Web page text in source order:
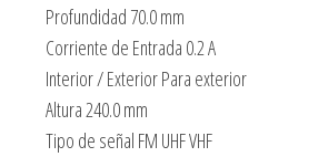
Profundidad 70.0 mm
Corriente de Entrada 0.2 A
Interior / Exterior Para exterior
Altura 240.0 mm
Tipo de señal FM UHF VHF